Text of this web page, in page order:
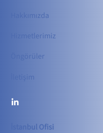
Hakkımızda
Hizmetlerimiz
Öngörüler
İletişim
İstanbul Ofisi